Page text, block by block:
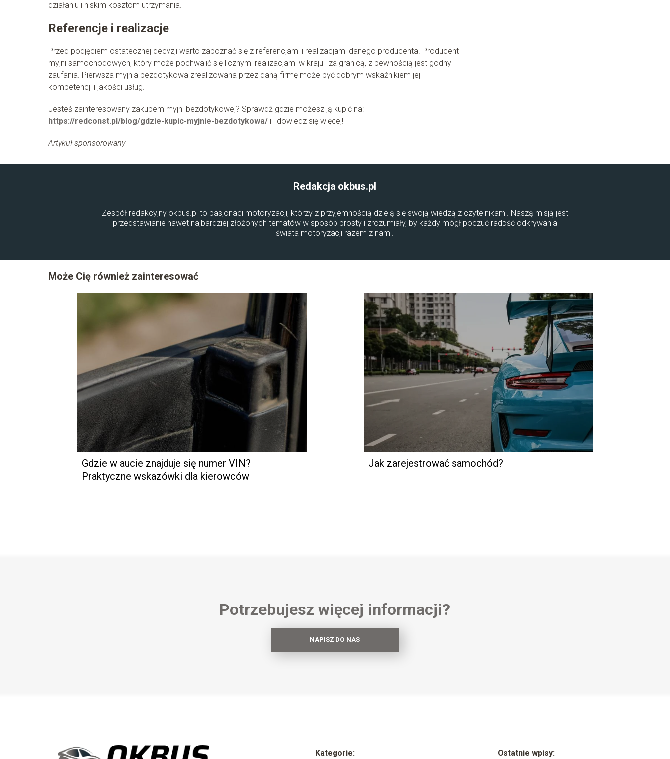
działaniu i niskim kosztom utrzymania.
Referencje i realizacje
Przed podjęciem ostatecznej decyzji warto zapoznać się z referencjami i realizacjami danego producenta. Producent
myjni samochodowych, który może pochwalić się licznymi realizacjami w kraju i za granicą, z pewnością jest godny
zaufania. Pierwsza myjnia bezdotykowa zrealizowana przez daną firmę może być dobrym wskaźnikiem jej
kompetencji i jakości usług.
Jesteś zainteresowany zakupem myjni bezdotykowej? Sprawdź gdzie możesz ją kupić na:
https://redconst.pl/blog/gdzie-kupic-myjnie-bezdotykowa/ i i dowiedz się więcej!
Artykuł sponsorowany
Redakcja okbus.pl
Zespół redakcyjny okbus.pl to pasjonaci motoryzacji, którzy z przyjemnością dzielą się swoją wiedzą z czytelnikami. Naszą misją jest
przedstawianie nawet najbardziej złożonych tematów w sposób prosty i zrozumiały, by każdy mógł poczuć radość odkrywania
świata motoryzacji razem z nami.
Może Cię również zainteresować
Gdzie w aucie znajduje się numer VIN?
Praktyczne wskazówki dla kierowców
Jak zarejestrować samochód?
Potrzebujesz więcej informacji?
NAPISZ DO NAS
Kategorie: Ostatnie wpisy: